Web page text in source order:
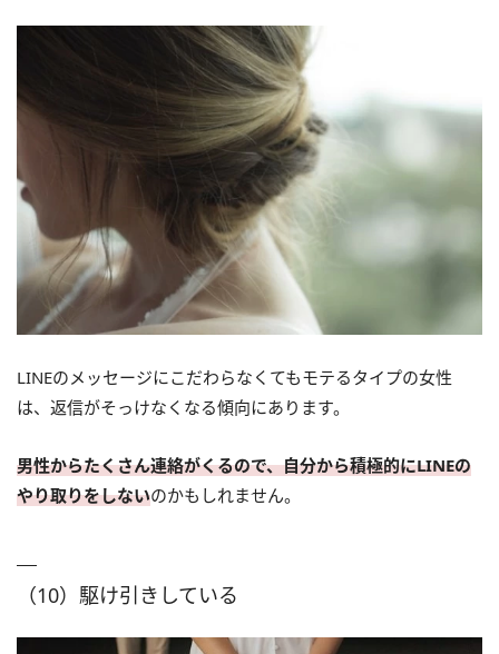
LINEのメッセージにこだわらなくてもモテるタイプの女性
は、返信がそっけなくなる傾向にあります。
男性からたくさん連絡がくるので、自分から積極的にLINEの
やり取りをしないのかもしれません。
（10）駆け引きしている